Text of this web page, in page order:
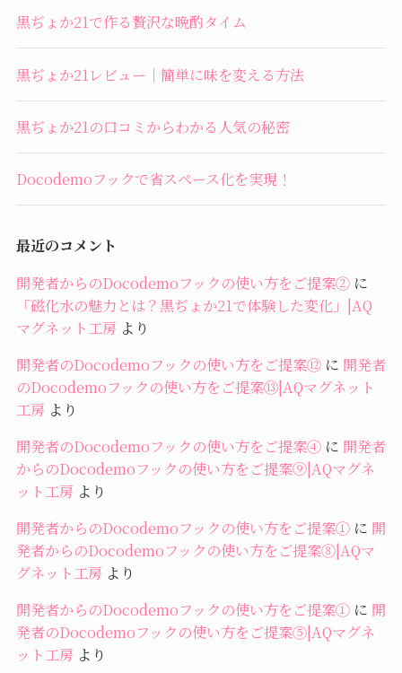
黒ぢょか21で作る贅沢な晩酌タイム
黒ぢょか21レビュー｜簡単に味を変える方法
黒ぢょか21の口コミからわかる人気の秘密
Docodemoフックで省スペース化を実現！
最近のコメント
開発者からのDocodemoフックの使い方をご提案②に
「磁化水の魅力とは？黒ぢょか21で体験した変化」|AQ
マグネット工房 より
開発者のDocodemoフックの使い方をご提案⑫に 開発者
のDocodemoフックの使い方をご提案⑬|AQマグネット
工房 より
開発者のDocodemoフックの使い方をご提案④に 開発者
からのDocodemoフックの使い方をご提案⑨|AQマグネ
ット工房 より
開発者からのDocodemoフックの使い方をご提案①に 開
発者からのDocodemoフックの使い方をご提案⑧|AQマ
グネット工房 より
開発者からのDocodemoフックの使い方をご提案①に 開
発者のDocodemoフックの使い方をご提案⑤|AQマグネ
ット工房 より